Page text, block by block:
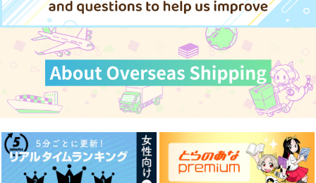
マッカチンとワークシ
ョップ
コトノハ
サンプル
作品詳細
サンプル
作品詳細
サンプル
作品詳細